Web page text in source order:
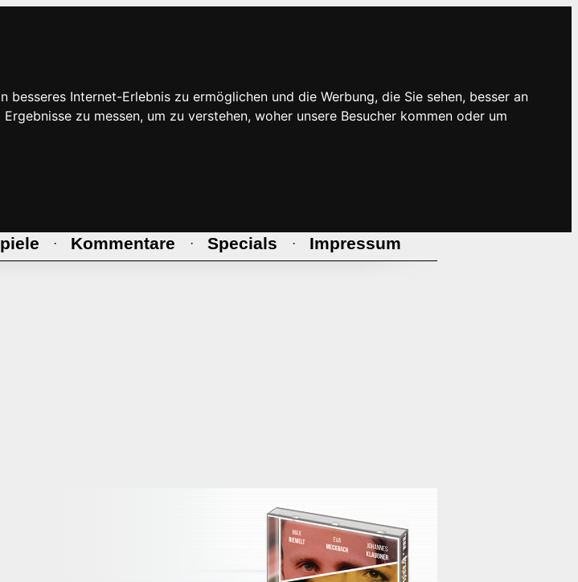
Internet-Erlebnis zu ermöglichen und die Werbung, die Sie sehen, besser an
zu messen, um zu verstehen, woher unsere Besucher kommen oder um
· Kommentare · Specials · Impressum